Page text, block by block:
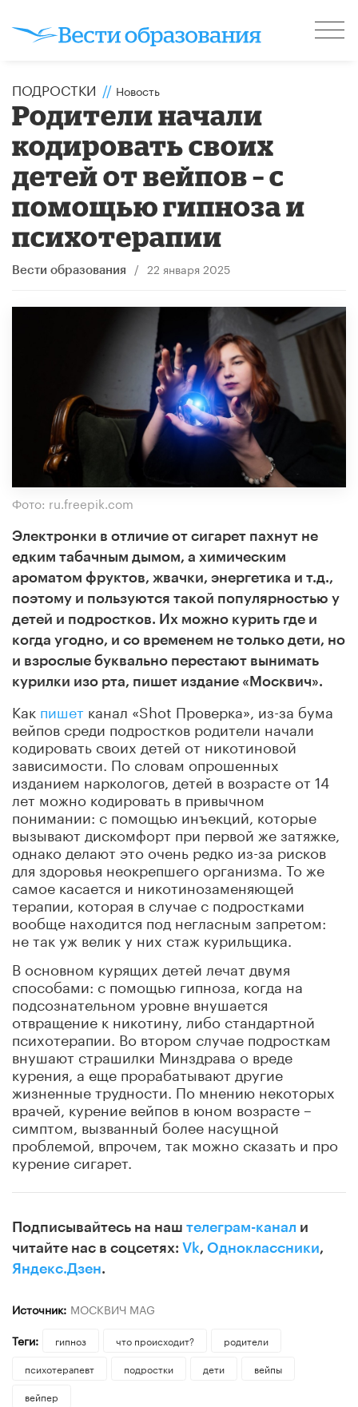
ПОДРОСТКИ // Новость
Родители начали
кодировать своих
детей от вейпов – с
помощью гипноза и
психотерапии
Вести образования / 22 января 2025
Фото: ru.freepik.com
Электронки в отличие от сигарет пахнут не
едким табачным дымом, а химическим
ароматом фруктов, жвачки, энергетика и т.д.,
поэтому и пользуются такой популярностью у
детей и подростков. Их можно курить где и
когда угодно, и со временем не только дети, но
и взрослые буквально перестают вынимать
курилки изо рта, пишет издание «Москвич».
Как пишет канал «Shot Проверка», из-за бума
вейпов среди подростков родители начали
кодировать своих детей от никотиновой
зависимости. По словам опрошенных
изданием наркологов, детей в возрасте от 14
лет можно кодировать в привычном
понимании: с помощью инъекций, которые
вызывают дискомфорт при первой же затяжке,
однако делают это очень редко из-за рисков
для здоровья неокрепшего организма. То же
самое касается и никотинозаменяющей
терапии, которая в случае с подростками
вообще находится под негласным запретом:
не так уж велик у них стаж курильщика.
В основном курящих детей лечат двумя
способами: с помощью гипноза, когда на
подсознательном уровне внушается
отвращение к никотину, либо стандартной
психотерапии. Во втором случае подросткам
внушают страшилки Минздрава о вреде
курения, а еще прорабатывают другие
жизненные трудности. По мнению некоторых
врачей, курение вейпов в юном возрасте –
симптом, вызванный более насущной
проблемой, впрочем, так можно сказать и про
курение сигарет.
Подписывайтесь на наш телеграм-канал и
читайте нас в соцсетях: Vk, Одноклассники,
Яндекс.Дзен.
Источник: МОСКВИЧ MAG
Теги:
гипноз что происходит?
родители
психотерапевт
подростки дети
вейпы
вейпер